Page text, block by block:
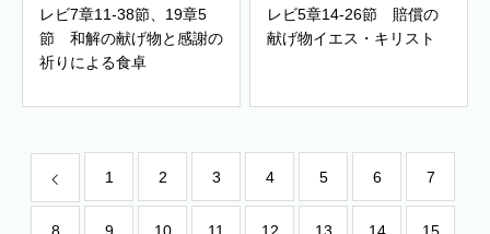
レビ7章11-38節、19章5
節 和解の献げ物と感謝の
祈りによる食卓
レビ5章14-26節 賠償の
献げ物イエス・キリスト
1 2 3 4 5 6 7